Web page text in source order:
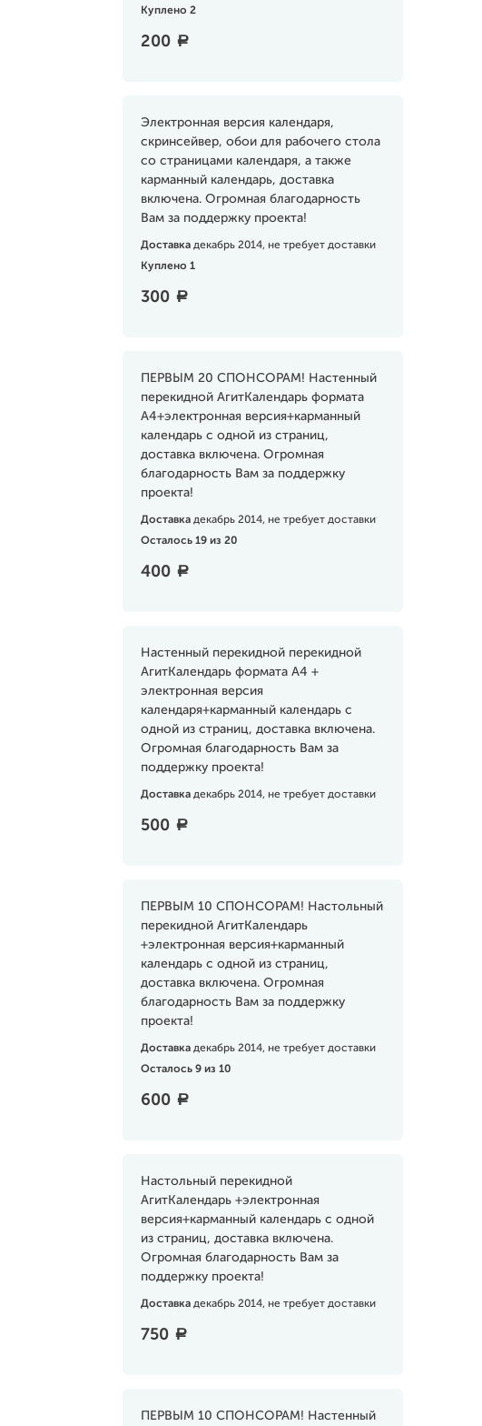
Куплено 2
200 a
Электронная версия календаря,
скринсейвер, обои для рабочего стола
со страницами календаря, а также
карманный календарь, доставка
включена. Огромная благодарность
Вам за поддержку проекта!
Доставка декабрь 2014, не требует доставки
Куплено 1
300 a
ПЕРВЫМ 20 СПОНСОРАМ! Настенный
перекидной АгитКалендарь формата
А4+электронная версия+карманный
календарь с одной из страниц,
доставка включена. Огромная
благодарность Вам за поддержку
проекта!
Доставка декабрь 2014, не требует доставки
Осталось 19 из 20
400 a
Настенный перекидной перекидной
АгитКалендарь формата А4 +
электронная версия
календаря+карманный календарь с
одной из страниц, доставка включена.
Огромная благодарность Вам за
поддержку проекта!
Доставка декабрь 2014, не требует доставки
500 a
ПЕРВЫМ 10 СПОНСОРАМ! Настольный
перекидной АгитКалендарь
+электронная версия+карманный
календарь с одной из страниц,
доставка включена. Огромная
благодарность Вам за поддержку
проекта!
Доставка декабрь 2014, не требует доставки
Осталось 9 из 10
600 a
Настольный перекидной
АгитКалендарь +электронная
версия+карманный календарь с одной
из страниц, доставка включена.
Огромная благодарность Вам за
поддержку проекта!
Доставка декабрь 2014, не требует доставки
750 a
ПЕРВЫМ 10 СПОНСОРАМ! Настенный